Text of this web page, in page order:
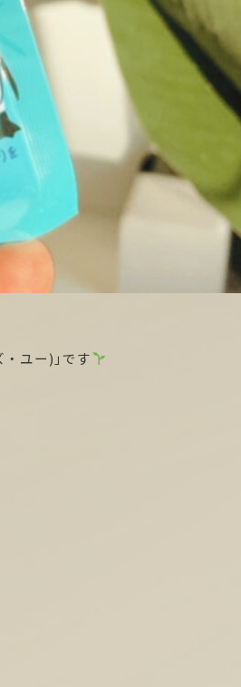
ユー)」です